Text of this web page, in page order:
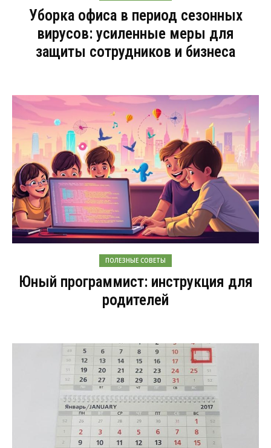
Уборка офиса в период сезонных
вирусов: усиленные меры для
защиты сотрудников и бизнеса
ПОЛЕЗНЫЕ СОВЕТЫ
Юный программист: инструкция для
родителей